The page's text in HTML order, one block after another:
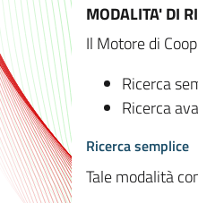
MODALITA' DI
Il Motore di
Ricerca
Ricerca
Ricerca semplice
Tale modalità